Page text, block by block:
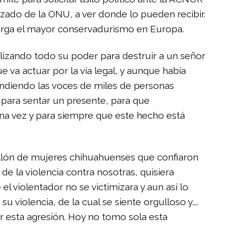
de la ONU, a ver donde lo pueden recibir.
el mayor conservadurismo en Europa.
todo su poder para destruir a un señor
va actuar por la vía legal, y aunque había
las voces de miles de personas
sentar un presente, para que
vez y para siempre que este hecho está
de mujeres chihuahuenses que confiaron
la violencia contra nosotras, quisiera
violentador no se victimizara y aun así lo
violencia, de la cual se siente orgulloso y....
agresión. Hoy no tomo sola esta